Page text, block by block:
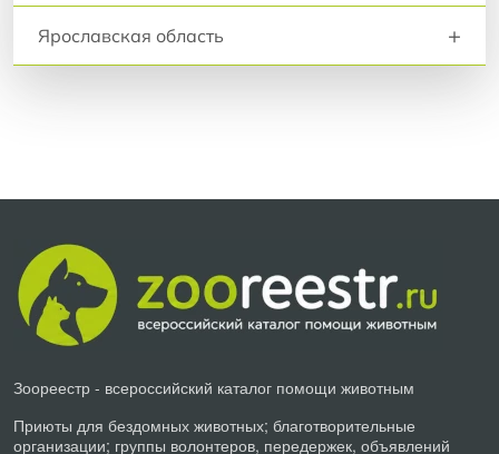
Ярославская область +
Зоореестр - всероссийский каталог помощи животным
Приюты для бездомных животных; благотворительные
организации; группы волонтеров, передержек, объявлений